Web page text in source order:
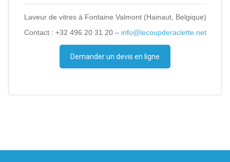
Laveur de vitres à Fontaine Valmont (Hainaut, Belgique)
Contact : +32 496 20 31 20 – info@lecoupderaclette.net
Demander un devis en ligne